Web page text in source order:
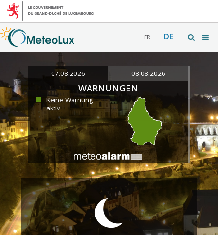
FR DE
07.08.2026 08.08.2026
WARNUNGEN
Keine Warnung
aktiv